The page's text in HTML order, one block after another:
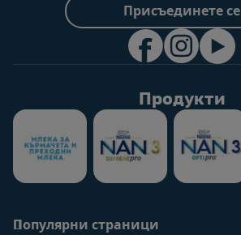
Присъединете се
Продукти
Популярни страници